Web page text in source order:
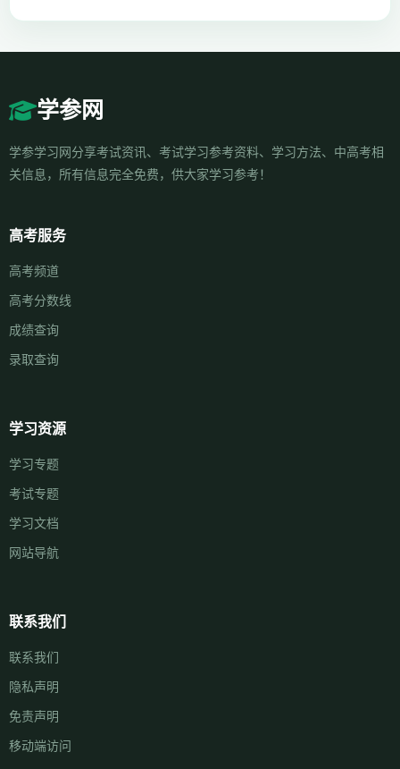
学参网
学参学习网分享考试资讯、考试学习参考资料、学习方法、中高考相
关信息，所有信息完全免费，供大家学习参考！
高考服务
高考频道
高考分数线
成绩查询
录取查询
学习资源
学习专题
考试专题
学习文档
网站导航
联系我们
联系我们
隐私声明
免责声明
移动端访问